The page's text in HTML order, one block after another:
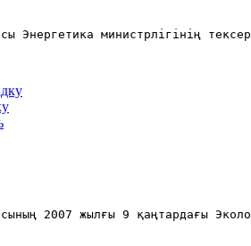
Энергетика министрлігінің
2007 жылғы 9 қаңтардағы